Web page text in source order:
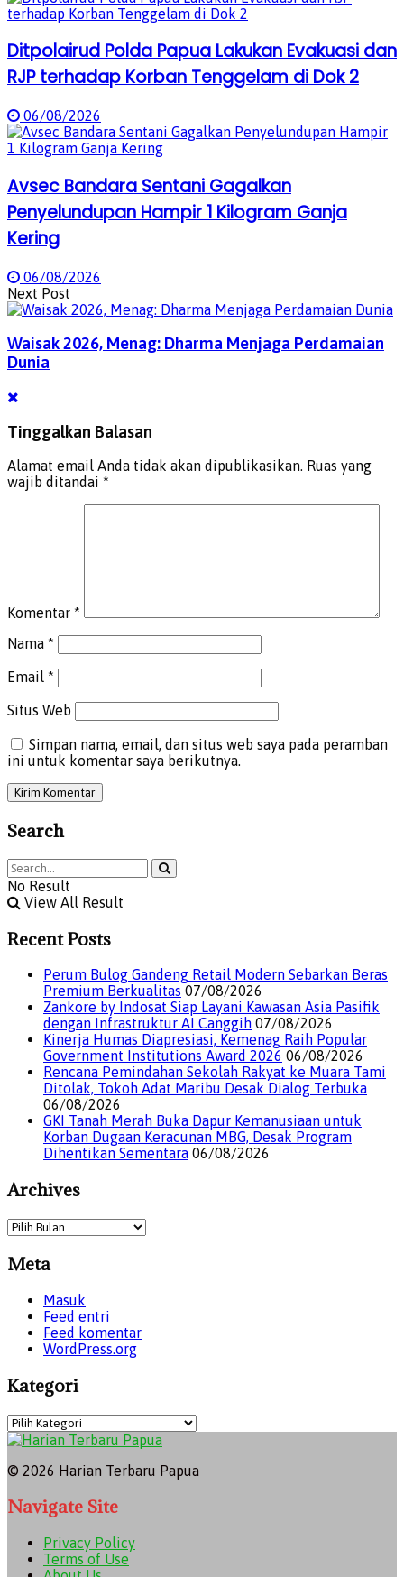
Ditpolairud Polda Papua Lakukan Evakuasi dan
RJP terhadap Korban Tenggelam di Dok 2
06/08/2026
Avsec Bandara Sentani Gagalkan
Penyelundupan Hampir 1 Kilogram Ganja
Kering
06/08/2026
Next Post
Waisak 2026, Menag: Dharma Menjaga Perdamaian
Dunia
Tinggalkan Balasan
Alamat email Anda tidak akan dipublikasikan. Ruas yang
wajib ditandai *
Komentar *
Nama *
Email *
Situs Web
Simpan nama, email, dan situs web saya pada peramban
ini untuk komentar saya berikutnya.
Search
No Result
View All Result
Recent Posts
Perum Bulog Gandeng Retail Modern Sebarkan Beras
Premium Berkualitas 07/08/2026
Zankore by Indosat Siap Layani Kawasan Asia Pasifik
dengan Infrastruktur AI Canggih 07/08/2026
Kinerja Humas Diapresiasi, Kemenag Raih Popular
Government Institutions Award 2026 06/08/2026
Rencana Pemindahan Sekolah Rakyat ke Muara Tami
Ditolak, Tokoh Adat Maribu Desak Dialog Terbuka
06/08/2026
GKI Tanah Merah Buka Dapur Kemanusiaan untuk
Korban Dugaan Keracunan MBG, Desak Program
Dihentikan Sementara 06/08/2026
Archives
Archives
Meta
Masuk
Feed entri
Feed komentar
WordPress.org
Kategori
Kategori
© 2026 Harian Terbaru Papua
Navigate Site
Privacy Policy
Terms of Use